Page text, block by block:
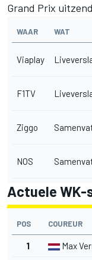
Grand Prix
WAAR WAT
Viaplay
F1TV
Ziggo
NOS
Actuele WK-
POS COUREUR
1 Max